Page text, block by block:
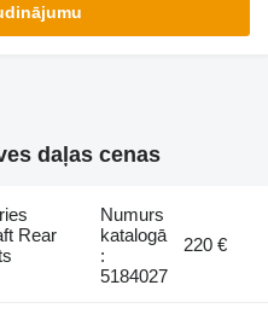
daļas cenas
Rear
Numurs
katalogā
:
5184027
220 €